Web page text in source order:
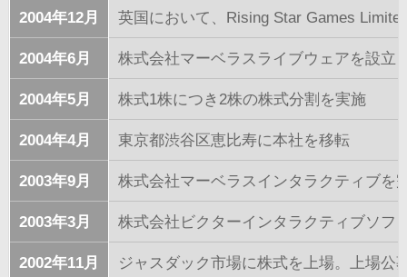
2004年12月 英国において、Rising Star Games
2004年6月 株式会社マーベラスライブウェアを設立
2004年5月 株式1株につき2株の株式分割を実施
2004年4月 東京都渋谷区恵比寿に本社を移転
2003年9月 株式会社マーベラスインタラクティブを
2003年3月 株式会社ビクターインタラクティブソフ
2002年11月 ジャスダック市場に株式を上場。上場公